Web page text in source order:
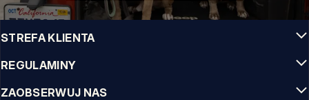
INFO
STREFA KLIENTA
REGULAMINY
ZAOBSERWUJ NAS